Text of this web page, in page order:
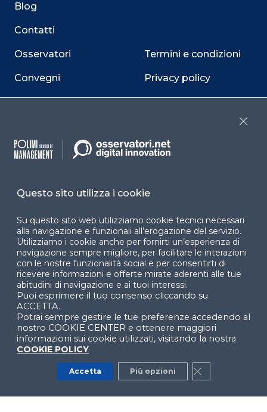
Blog
Contatti
Osservatori
Convegni
Webinar
Termini e condizioni
Privacy policy
Cookie policy
Dichiarazione di
Cookie Center
Facebook LinkedIn
YouTube X
di Ingegneria Gestionale
Questo sito utilizza i cookie
Su questo sito web utilizziamo cookie tecnici necessari
alla navigazione e funzionali all’erogazione del servizio.
Utilizziamo i cookie anche per fornirti un’esperienza di
navigazione sempre migliore, per facilitare le interazioni
con le nostre funzionalità social e per consentirti di
ricevere informazioni e offerte mirate aderenti alle tue
abitudini di navigazione e ai tuoi interessi.
Puoi esprimere il tuo consenso cliccando su
ACCETTA.
Potrai sempre gestire le tue preferenze accedendo al
nostro COOKIE CENTER e ottenere maggiori
informazioni sui cookie utilizzati, visitando la nostra
COOKIE POLICY
Accetta Più opzioni Close GDPR